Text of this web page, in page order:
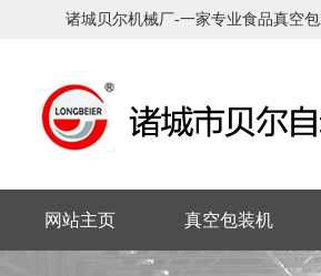
诸城贝尔机械厂-一家专业食品真空
网站主页 真空包装机